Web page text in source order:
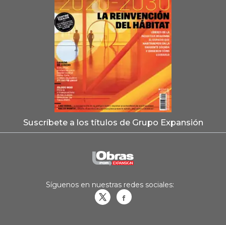
Suscríbete a los títulos de Grupo Expansión
Síguenos en nuestras redes sociales: